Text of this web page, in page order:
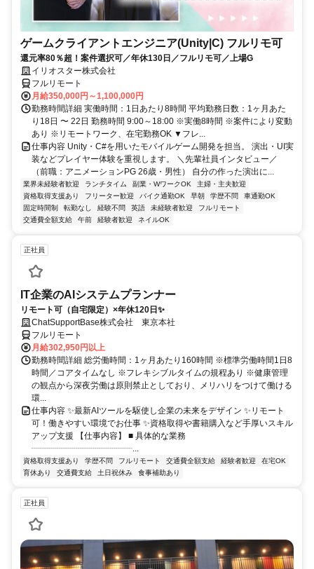
ゲームクライアントエンジニア(Unity|C) フルリモ可
還元率80％超！案件選択可／年休130日／フルリモ可／上場G
イリオスター株式会社
フルリモート
月給350,000円～1,100,000円
勤務時間詳細 実働時間：1日あたり8時間 平均勤務日数：1ヶ月あた
り18日 〜 22日 勤務時間 9:00～18:00 ※実働8時間 ※案件により変動
あり ※リモートワーク、在宅勤務OK ▼フレ...
仕事内容 Unity・C#を用いたモバイルゲーム開発を担当。 演出・UI実
装などプレイヤー体験を重視します。 ＼先輩社員インタビュー／
（前職：アニメーションPG 26歳・男性） 自分の作った演出に...
業界未経験者歓迎 ランチタイム 副業・WワークOK
主婦・主夫歓迎
資格取得支援あり
フリーター歓迎 バイク通勤OK 早朝 学歴不問
車通勤OK
固定時間制
転勤なし 経験不問 英語 未経験者歓迎
フルリモート
交通費全額支給
午前 経験者歓迎 ネイルOK
正社員
IT企業のAIシステムプランナー
リモート可（自宅限定）×年休120日✨
ChatSupportBase株式会社 東京本社
フルリモート
月給302,950円以上
勤務時間詳細 総労働時間：1ヶ月あたり160時間 ※標準労働時間1日8
時間／コアタイムなし ※フレキシブルタイムの規程あり ※健康管理
の観点から深夜労働は原則禁止としており、メリハリをつけて働ける
環...
仕事内容 ✨最新AIツールを駆使し企業の未来をデザイン ✨リモート
可！働きやすい環境でお仕事 ✨資格取得や書籍購入など手厚いスキル
アップ支援 【仕事内容】 ■ 具体的な業務
┈┈┈┈┈┈┈┈┈┈┈┈...
資格取得支援あり 学歴不問 フルリモート 交通費全額支給 経験者歓迎
在宅OK
育休あり
交通費支給 土日祝休み 食事補助あり
正社員